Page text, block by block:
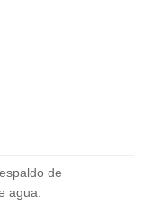
de
agua.